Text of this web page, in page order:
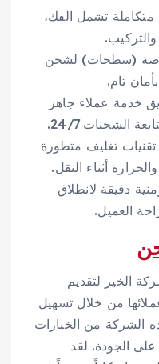
تشمل الفك،
(سطحات) لشحن
تام.
خدمة عملاء جاهز
الشحنات 24/7.
تغليف متطورة
أثناء النقل.
دقيقة لانطلاق
العميل.
الخير لتقديم
من خلال تسهيل
الشركة من الخيارات
على الجودة. لقد